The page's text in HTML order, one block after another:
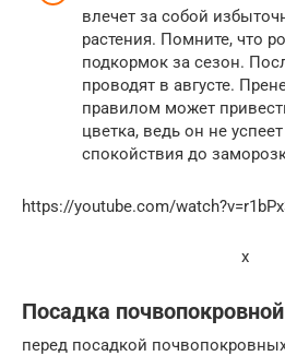
влечет за собой
растения. Помните, что
подкормок за сезон.
проводят в августе.
правилом может
цветка, ведь он не
спокойствия до
https://youtube.com/
x
Посадка
перед посадкой